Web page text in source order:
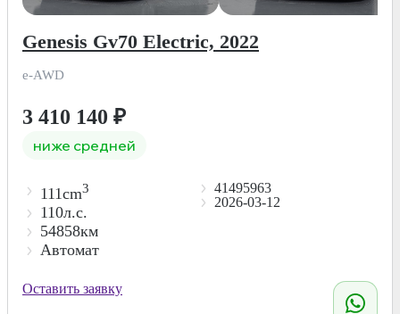
Genesis Gv70 Electric, 2022
e-AWD
3 410 140 ₽
ниже средней
111cm3
110л.с.
54858км
Автомат
41495963
2026-03-12
Оставить заявку